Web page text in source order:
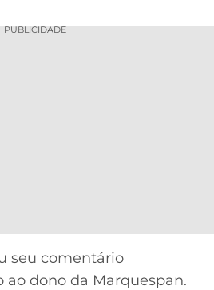
PUBLICIDADE
seu comentário
ao dono da Marquespan.